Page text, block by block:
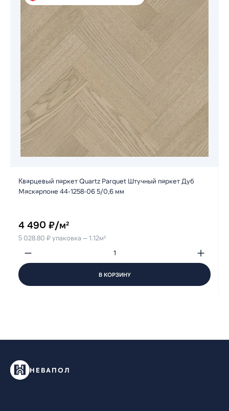
Кварцевый паркет Quartz Parquet Штучный паркет Дуб
Маскарпоне 44-1258-06 5/0,6 мм
4 490 ₽/м²
5 028.80 ₽ упаковка — 1.12м²
В КОРЗИНУ
НЕВАПОЛ